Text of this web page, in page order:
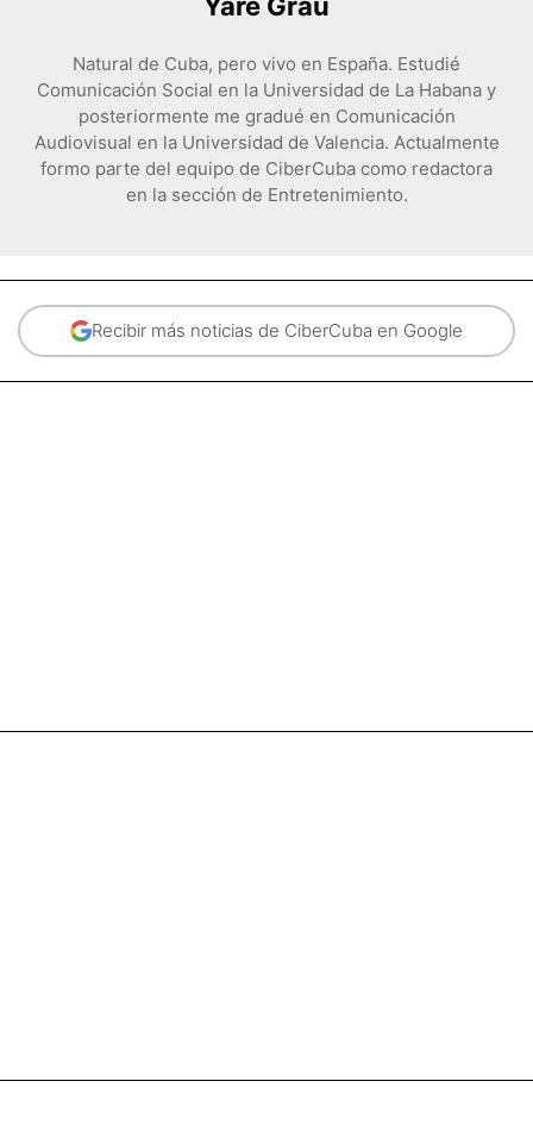
Yare Grau
Natural de Cuba, pero vivo en España. Estudié
Comunicación Social en la Universidad de La Habana y
posteriormente me gradué en Comunicación
Audiovisual en la Universidad de Valencia. Actualmente
formo parte del equipo de CiberCuba como redactora
en la sección de Entretenimiento.
Recibir más noticias de CiberCuba en Google